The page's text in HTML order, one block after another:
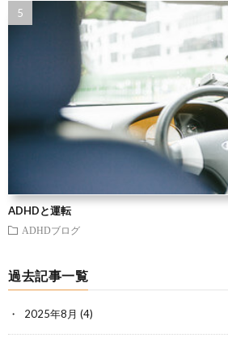
ADHDと運転
ADHDブログ
過去記事一覧
2025年8月 (4)